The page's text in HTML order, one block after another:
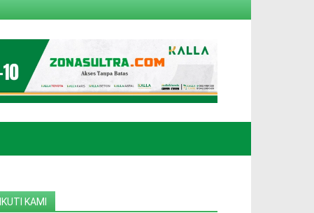
IKUTI KAMI